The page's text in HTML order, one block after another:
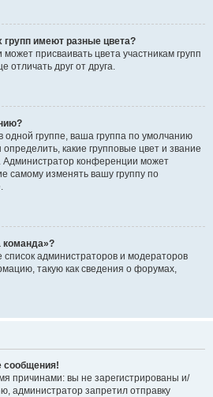
групп имеют разные цвета?
присваивать цвета участникам групп
отличать друг от друга.
одной группе, ваша группа по умолчанию
какие групповые цвет и звание
конференции может
самому изменять вашу группу по
команда»?
администраторов и модераторов
такую как сведения о форумах,
сообщения!
причинами: вы не зарегистрированы и/
администратор запретил отправку